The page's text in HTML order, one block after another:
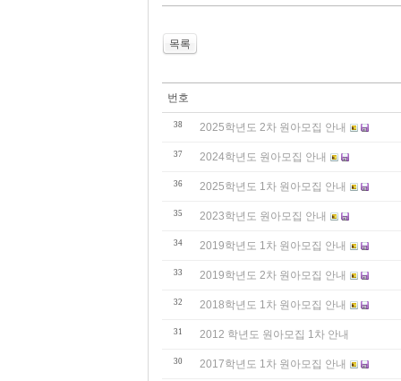
목록
번호
38 2025학년도 2차 원아모집 안내
37 2024학년도 원아모집 안내
36 2025학년도 1차 원아모집 안내
35 2023학년도 원아모집 안내
34 2019학년도 1차 원아모집 안내
33 2019학년도 2차 원아모집 안내
32 2018학년도 1차 원아모집 안내
31 2012 학년도 원아모집 1차 안내
30 2017학년도 1차 원아모집 안내